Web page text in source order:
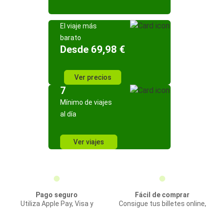
El viaje más
barato
Desde 69,98 €
Ver precios
7
Mínimo de viajes
al día
Ver viajes
Pago seguro
Utiliza Apple Pay, Visa y
Fácil de comprar
Consigue tus billetes online,